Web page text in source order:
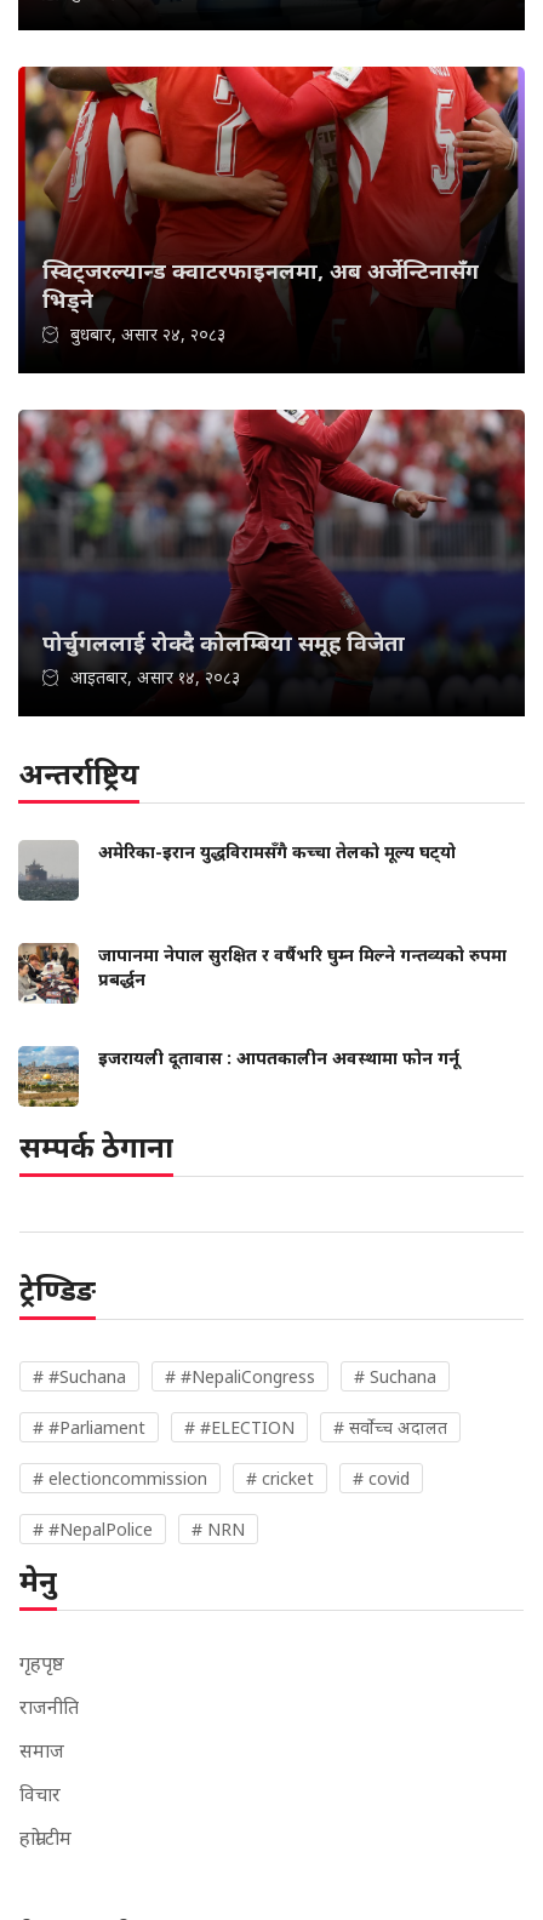
स्विट्जरल्यान्ड क्वाटरफाइनलमा, अब अर्जेन्टिनासँग
भिड्ने
बुधबार, असार २४, २०८३
पोर्चुगललाई रोक्दै कोलम्बिया समूह विजेता
आइतबार, असार १४, २०८३
अन्तर्राष्ट्रिय
अमेरिका-इरान युद्धविरामसँगै कच्चा तेलको मूल्य घट्‍यो
जापानमा नेपाल सुरक्षित र वर्षैभरि घुम्न मिल्ने गन्तव्यको रुपमा
प्रबर्द्धन
इजरायली दूतावास : आपतकालीन अवस्थामा फोन गर्नू
सम्पर्क ठेगाना
ट्रेण्डिङ
# #Suchana # #NepaliCongress # Suchana
# #Parliament # #ELECTION # सर्वोच्च अदालत
# electioncommission # cricket # covid
# #NepalPolice # NRN
मेनु
गृहपृष्ठ
राजनीति
समाज
विचार
हाम्रो टीम